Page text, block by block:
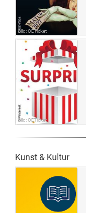
Bild: OETicket
Bild: OETicket
Kunst & Kultur